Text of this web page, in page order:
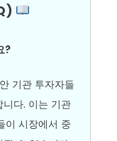
?
기관 투자자들
다. 이는 기관
이 시장에서 중